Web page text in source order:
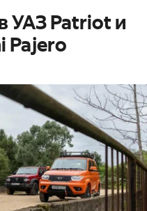
УАЗ Patriot и
Pajero